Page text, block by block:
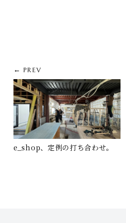
← PREV
e_shop、定例の打ち合わせ。